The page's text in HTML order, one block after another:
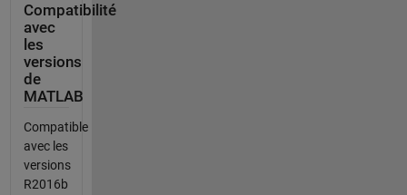
Compatibilité
avec
les
versions
de
MATLAB
Compatible
avec les
versions
R2016b